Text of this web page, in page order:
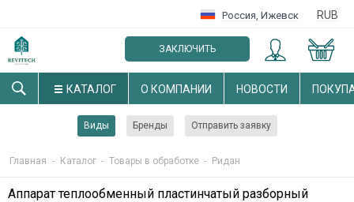
Россия, Ижевск RUB
ЗАКЛЮЧИТЬ
ОПТОВЫЙ ДОГОВОР
КАТАЛОГ О КОМПАНИИ НОВОСТИ
Виды Бренды Отправить заявку
Главная - Каталог - Товары в обработке - Ридан
Аппарат теплообменный пластинчатый разборный